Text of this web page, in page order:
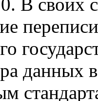
данных